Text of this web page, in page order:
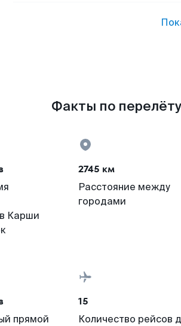
Факты по
Карши
2745 км
Расстояние между
городами
прямой
15
Количество рейсов